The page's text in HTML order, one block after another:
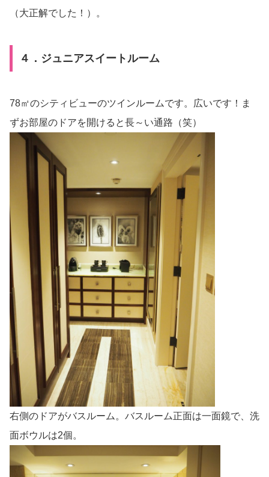
（大正解でした！）。
４．ジュニアスイートルーム
78㎡のシティビューのツインルームです。広いです！ま
ずお部屋のドアを開けると長～い通路（笑）
右側のドアがバスルーム。バスルーム正面は一面鏡で、洗
面ボウルは2個。